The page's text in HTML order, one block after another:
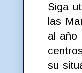
Siga
las
al año
su